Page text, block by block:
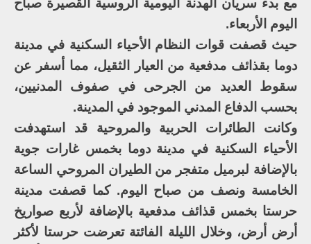
اليوم الأربعاء.
حيث قصفت قوات النظام الأحياء السكنية في مدينة
دوما بقذائف مدفعية من العيار الثقيل، مما أسفر عن
سقوط العديد من الجرحى في صفوف المدنيين،
بحسب الدفاع المدني الموجود في المدينة.
وكانت الطائرات الحربية والمروحية قد استهدفت
الأحياء السكنية في مدينة دوما بخمس غارات جوية
بالإضافة لبرميل متفجر من الطيران المروحي الساعة
الخامسة ونصف من صباح اليوم. كما قصفت مدينة
حرستا بخمس قذائف مدفعية بالإضافة لأربع صواريخ
أرض أرض، وخلال الليلة الفائتة تعرضت حرستا لأكثر